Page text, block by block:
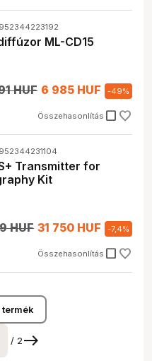
ML-CD15
Összehasonlítás check_box_outline_blank
HUF 6 985 HUF -49%
Transmitter for
Kit
Összehasonlítás check_box_outline_blank
HUF 31 750 HUF -7,4%
termék
/ 2